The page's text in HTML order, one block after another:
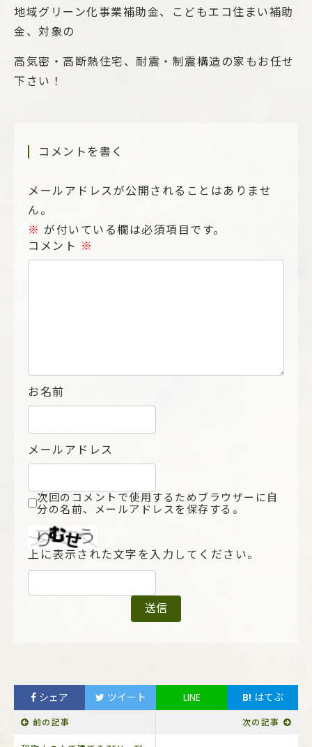
地域グリーン化事業補助金、こどもエコ住まい補助
金、対象の
高気密・高断熱住宅、耐震・制震構造の家もお任せ
下さい！
コメントを書く
メールアドレスが公開されることはありませ
ん。
※ が付いている欄は必須項目です。
コメント ※
お名前
メールアドレス
次回のコメントで使用するためブラウザーに自
分の名前、メールアドレスを保存する。
上に表示された文字を入力してください。
シェア ツイート LINE B! はてぶ
前の記事 次の記事